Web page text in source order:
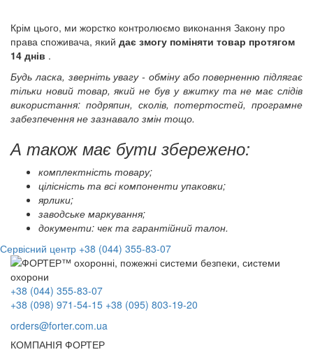
Крім цього, ми жорстко контролюємо виконання Закону про
права споживача, який дає змогу поміняти товар протягом
14 днів .
Будь ласка, зверніть увагу - обміну або поверненню підлягає
тільки новий товар, який не був у вжитку та не має слідів
використання: подряпин, сколів, потертостей, програмне
забезпечення не зазнавало змін тощо.
А також має бути збережено:
комплектність товару;
цілісність та всі компоненти упаковки;
ярлики;
заводське маркування;
документи: чек та гарантійний талон.
Сервісний центр +38 (044) 355-83-07
+38 (044) 355-83-07
+38 (098) 971-54-15 +38 (095) 803-19-20
orders@forter.com.ua
КОМПАНІЯ ФОРТЕР